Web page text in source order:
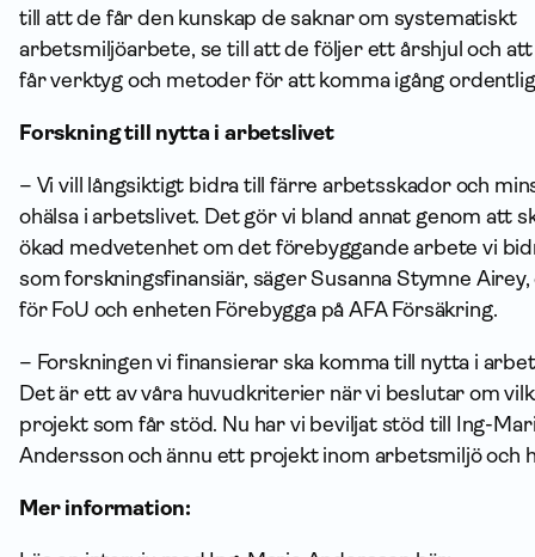
till att de får den kunskap de saknar om systematiskt
arbetsmiljöarbete, se till att de följer ett årshjul och
får verktyg och metoder för att komma igång
Forskning till nytta i arbetslivet
– Vi vill långsiktigt bidra till färre arbetsskador och
ohälsa i arbetslivet. Det gör vi bland annat genom att
ökad medvetenhet om det förebyggande arbete vi
som forskningsfinansiär, säger Susanna Stymne Airey,
för FoU och enheten Förebygga på AFA Försäkring.
– Forskningen vi finansierar ska komma till nytta i
Det är ett av våra huvudkriterier när vi beslutar om
projekt som får stöd. Nu har vi beviljat stöd till Ing-
Andersson och ännu ett projekt inom arbetsmiljö och
Mer information: